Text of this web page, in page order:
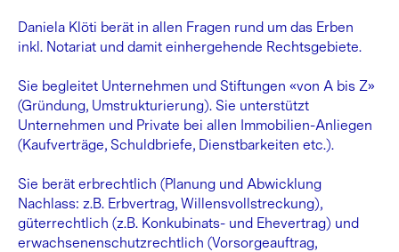
Daniela Klöti berät in allen Fragen rund um das Erben
inkl. Notariat und damit einhergehende Rechtsgebiete.
Sie begleitet Unternehmen und Stiftungen «von A bis Z»
(Gründung, Umstrukturierung). Sie unterstützt
Unternehmen und Private bei allen Immobilien-Anliegen
(Kaufverträge, Schuldbriefe, Dienstbarkeiten etc.).
Sie berät erbrechtlich (Planung und Abwicklung
Nachlass: z.B. Erbvertrag, Willensvollstreckung),
güterrechtlich (z.B. Konkubinats- und Ehevertrag) und
erwachsenenschutzrechtlich (Vorsorgeauftrag,